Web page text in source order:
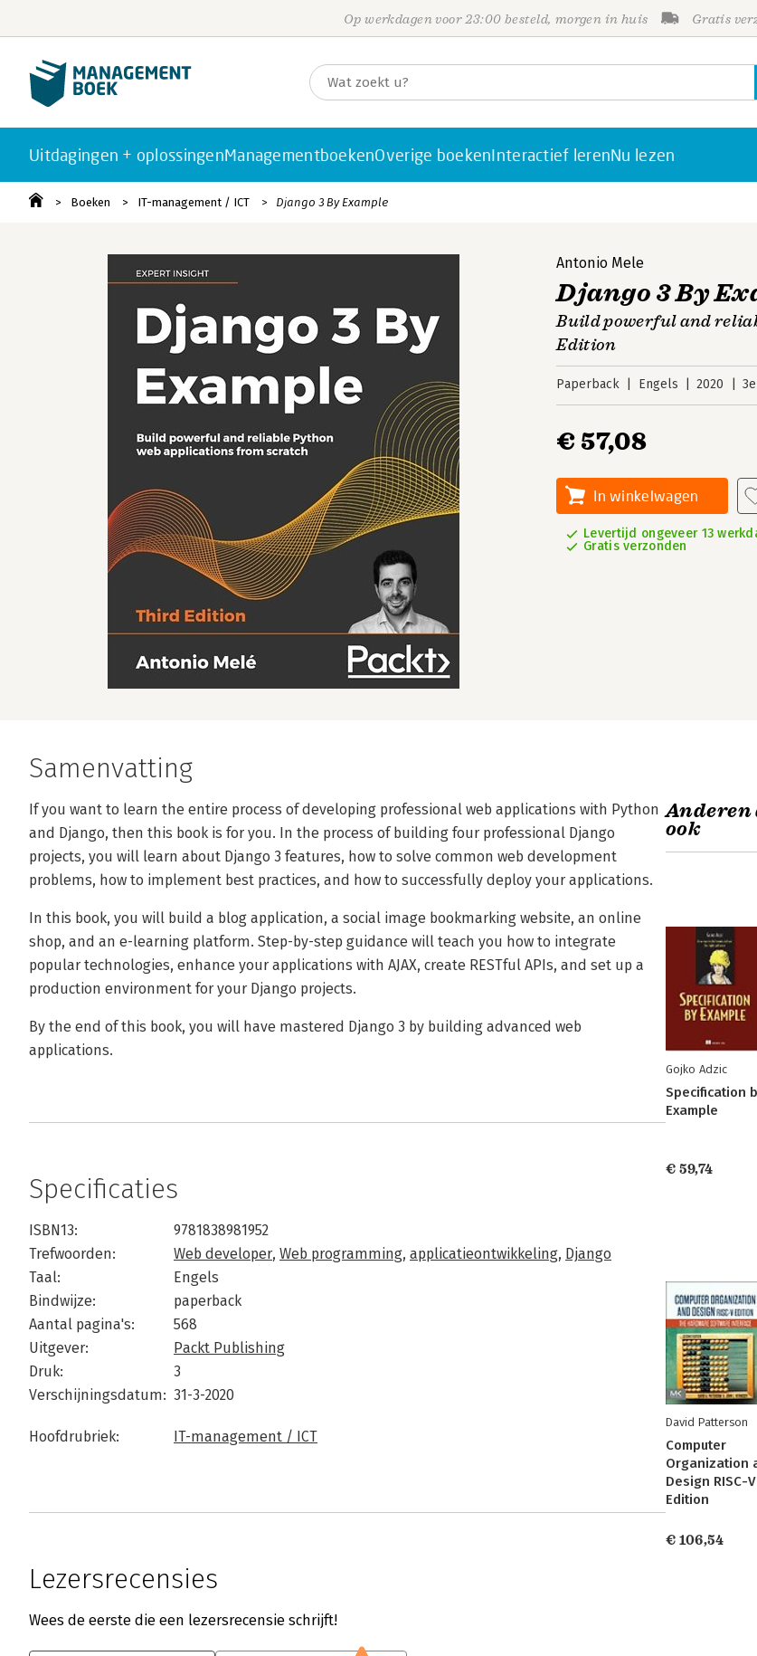
Op werkdagen voor 23:00 besteld, morgen in huis Gratis
Uitdagingen + oplossingenManagementboekenOverige boekenInteractief lerenNu lezen
Boeken IT-management / ICT Django 3 By Example
Antonio Mele
Django 3 By
Build powerful and
Edition
Paperback Engels 2020
€ 57,08
In winkelwagen
Levertijd ongeveer 13
Gratis verzonden
Samenvatting
If you want to learn the entire process of developing professional web applications with Python
and Django, then this book is for you. In the process of building four professional Django
projects, you will learn about Django 3 features, how to solve common web development
problems, how to implement best practices, and how to successfully deploy your applications.
In this book, you will build a blog application, a social image bookmarking website, an online
shop, and an e-learning platform. Step-by-step guidance will teach you how to integrate
popular technologies, enhance your applications with AJAX, create RESTful APIs, and set up a
production environment for your Django projects.
By the end of this book, you will have mastered Django 3 by building advanced web
applications.
Specificaties
ISBN13:
9781838981952
Trefwoorden:
Web developer, Web programming, applicatieontwikkeling, Django
Taal:
Engels
Bindwijze:
paperback
Aantal pagina's:
568
Uitgever:
Packt Publishing
Druk:
3
Verschijningsdatum: 31-3-2020
Hoofdrubriek: IT-management / ICT
Lezersrecensies
Wees de eerste die een lezersrecensie schrijft!
Anderen
ook
Gojko Adzic
Specification
Example
€ 59,74
David Patterson
Computer
Organization
Design RISC-V
Edition
€ 106,54